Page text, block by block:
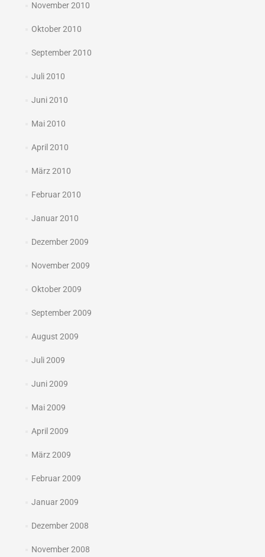
November 2010
Oktober 2010
September 2010
Juli 2010
Juni 2010
Mai 2010
April 2010
März 2010
Februar 2010
Januar 2010
Dezember 2009
November 2009
Oktober 2009
September 2009
August 2009
Juli 2009
Juni 2009
Mai 2009
April 2009
März 2009
Februar 2009
Januar 2009
Dezember 2008
November 2008